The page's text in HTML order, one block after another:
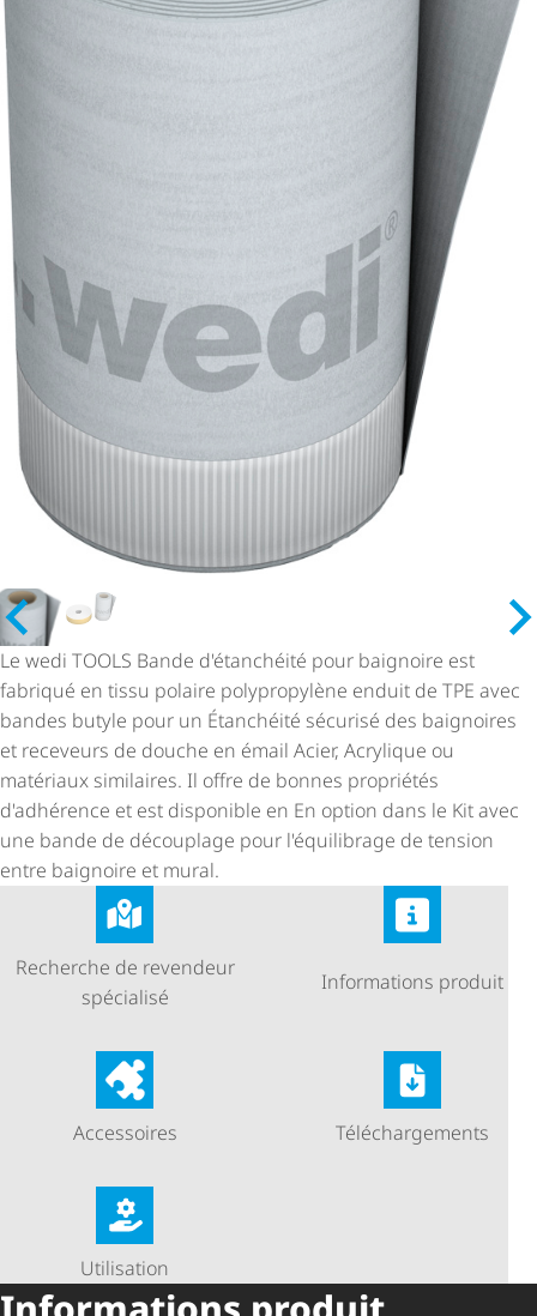
Le wedi TOOLS Bande d'étanchéité pour baignoire est
fabriqué en tissu polaire polypropylène enduit de TPE avec
bandes butyle pour un Étanchéité sécurisé des baignoires
et receveurs de douche en émail Acier, Acrylique ou
matériaux similaires. Il offre de bonnes propriétés
d'adhérence et est disponible en En option dans le Kit avec
une bande de découplage pour l'équilibrage de tension
entre baignoire et mural.
Recherche de revendeur
spécialisé
Informations produit
Accessoires Télé­char­ge­ments
Utilisation